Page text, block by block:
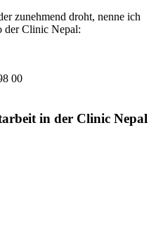
zunehmend droht, nenne ich
der Clinic Nepal:
00
in der Clinic Nepal